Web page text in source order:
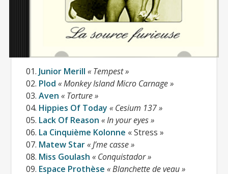
d’adresse long comme
le bras ?
Disponible pour 10€ en VPC et dans
toutes les bonnesdistrosde l’époque,
cette compilation et ses
nombreuses pépites est à présent
introuvable.
01. Junior Merill « Tempest »
02. Plod « Monkey Island Micro Carnage »
03. Aven « Torture »
04. Hippies Of Today « Cesium 137 »
05. Lack Of Reason « In your eyes »
06. La Cinquième Kolonne « Stress »
07. Matew Star« J’me casse »
08. Miss Goulash « Conquistador »
09. Espace Prothèse « Blanchette de veau »